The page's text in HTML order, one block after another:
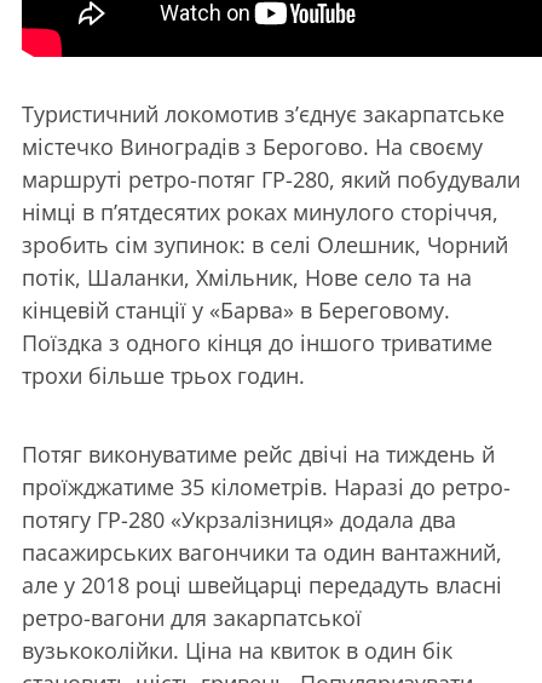
Туристичний локомотив з’єднує закарпатське
містечко Виноградів з Берогово. На своєму
маршруті ретро-потяг ГР-280, який побудували
німці в п’ятдесятих роках минулого сторіччя,
зробить сім зупинок: в селі Олешник, Чорний
потік, Шаланки, Хмільник, Нове село та на
кінцевій станції у «Барва» в Береговому.
Поїздка з одного кінця до іншого триватиме
трохи більше трьох годин.
Потяг виконуватиме рейс двічі на тиждень й
проїжджатиме 35 кілометрів. Наразі до ретро-
потягу ГР-280 «Укрзалізниця» додала два
пасажирських вагончики та один вантажний,
але у 2018 році швейцарці передадуть власні
ретро-вагони для закарпатської
вузькоколійки. Ціна на квиток в один бік